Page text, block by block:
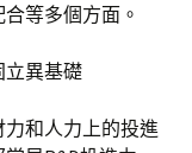
等多個方面。
立異基礎
和人力上的投進